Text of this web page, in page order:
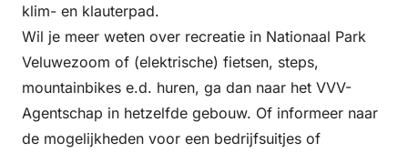
klim- en klauterpad.
Wil je meer weten over recreatie in Nationaal Park
Veluwezoom of (elektrische) fietsen, steps,
mountainbikes e.d. huren, ga dan naar het VVV-
Agentschap in hetzelfde gebouw. Of informeer naar
de mogelijkheden voor een bedrijfsuitjes of